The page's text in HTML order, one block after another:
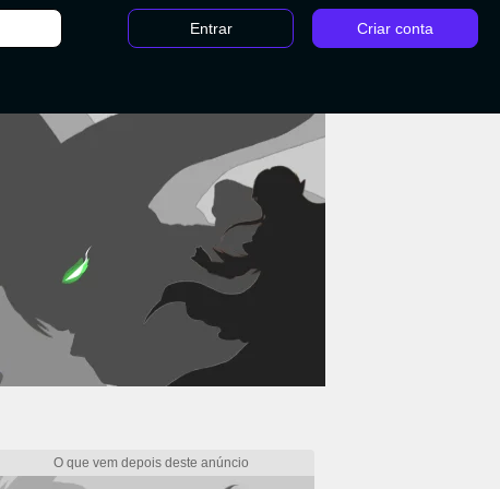
Entrar Criar conta